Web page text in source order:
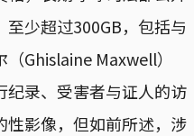
少超过300GB，包括与
Ghislaine Maxwell）
纪录、受害者与证人的访
影像，但如前所述，涉